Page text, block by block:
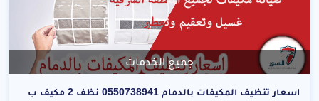
جميع الخدمات
اسعار تنظيف المكيفات بالدمام 0550738941 نظف 2 مكيف ب